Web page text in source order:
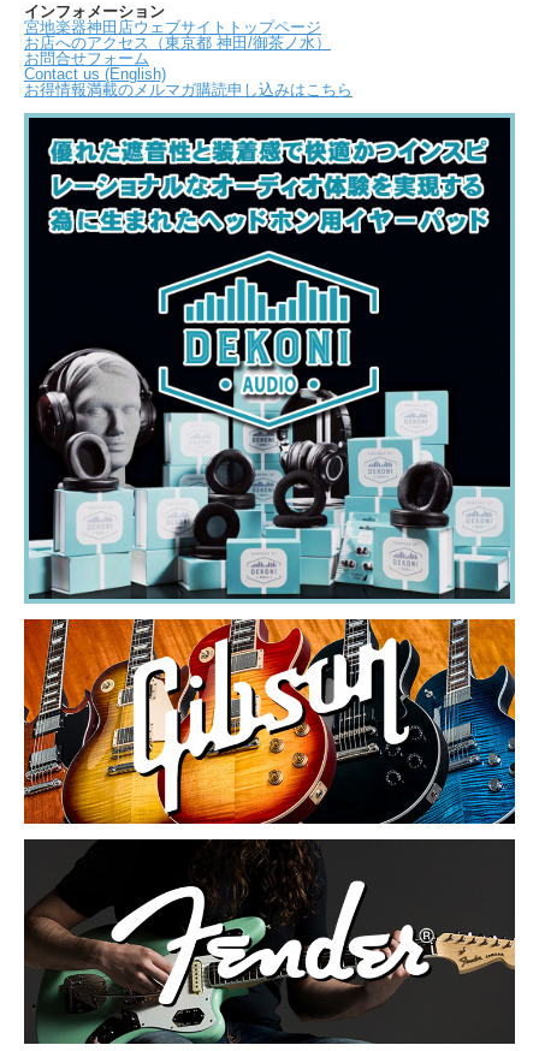
インフォメーション
宮地楽器神田店ウェブサイトトップページ
お店へのアクセス（東京都 神田/御茶ノ水）
お問合せフォーム
Contact us (English)
お得情報満載のメルマガ購読申し込みはこちら